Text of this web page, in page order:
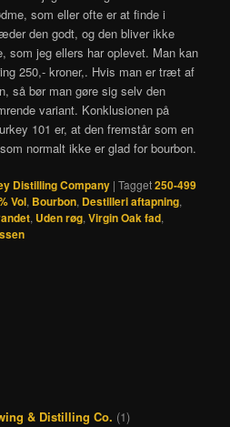
som eller ofte er at finde i
den godt, og den bliver ikke
som jeg ellers har oplevet. Man kan
250,- kroner,. Hvis man er træt af
så bør man gøre sig selv den
variant. Konklusionen på
101 er, at den fremstår som en
normalt ikke er glad for bourbon.
Distilling Company |Tagget250-499
Vol, Bourbon, Destilleri aftapning,
, Uden røg,Virgin Oak fad,
& Distilling Co. (1)